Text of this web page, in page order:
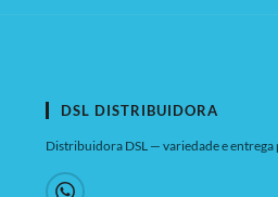
DSL DISTRIBUIDORA
Distribuidora DSL — variedade e entrega